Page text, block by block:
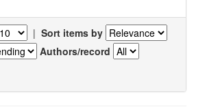
| Sort items by
Authors/record